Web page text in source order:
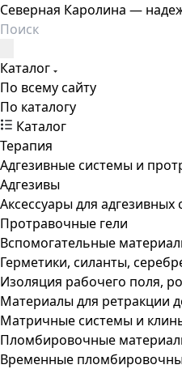
Северная Каролина —
Каталог
По всему сайту
По каталогу
Каталог
Терапия
Адгезивные системы и
Адгезивы
Аксессуары для адгезивных
Протравочные гели
Вспомогательные
Герметики, силанты,
Изоляция рабочего поля,
Материалы для ретракции
Матричные системы и
Пломбировочные
Временные